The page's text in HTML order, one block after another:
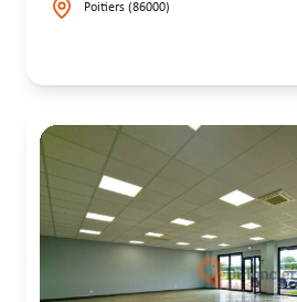
Poitiers (86000)